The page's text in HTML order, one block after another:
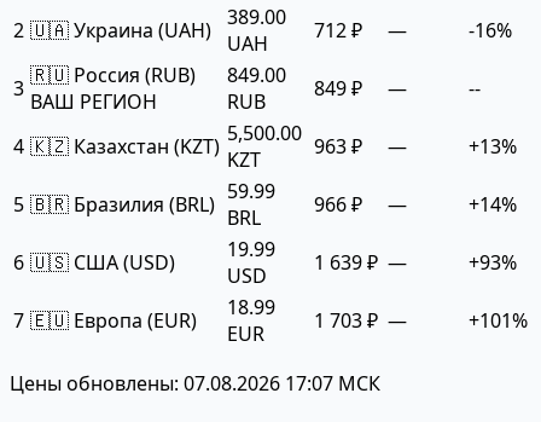
2 🇺🇦 Украина (UAH) 389.00
UAH
712 ₽ — -16%
3 🇷🇺 Россия (RUB)
ВАШ РЕГИОН
849.00
RUB
849 ₽ — --
4 🇰🇿 Казахстан (KZT) 5,500.00
KZT
963 ₽ — +13%
5 🇧🇷 Бразилия (BRL) 59.99
BRL
966 ₽ — +14%
6 🇺🇸 США (USD)
19.99
USD
1 639 ₽ — +93%
7 🇪🇺 Европа (EUR)
18.99
EUR
1 703 ₽ — +101%
Цены обновлены: 07.08.2026 17:07 МСК